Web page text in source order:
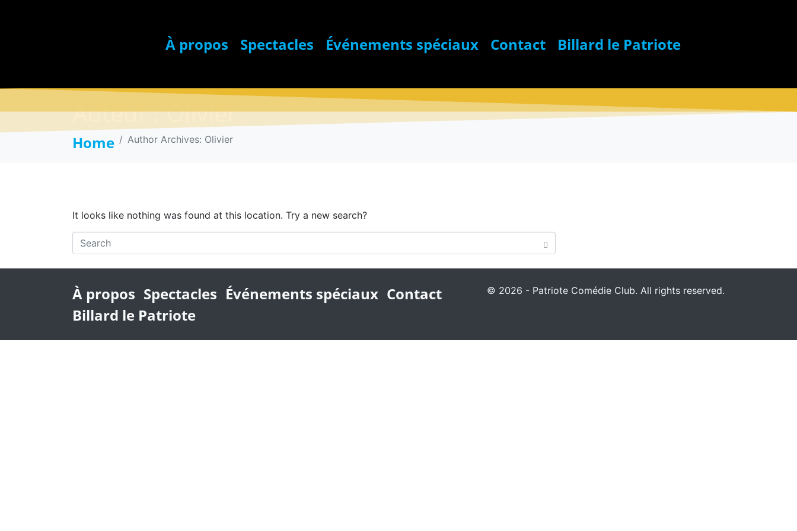
À propos Spectacles Événements spéciaux Contact Billard le Patriote
Auteur :Olivier
Home Author Archives: Olivier
It looks like nothing was found at this location. Try a new search?
À propos Spectacles Événements spéciaux Contact
Billard le Patriote
© 2026 - Patriote Comédie Club. All rights reserved.